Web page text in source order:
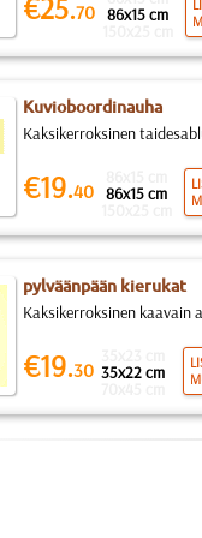
€25.70 86x15 cm
Kuvioboordinauha
Kaksikerroksinen
€19.40 86x15 cm
pylväänpään kierukat
Kaksikerroksinen kaavain
€19.30 35x22 cm